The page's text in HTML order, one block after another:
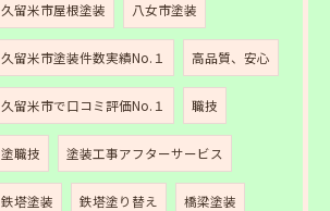
久留米市屋根塗装 八女市塗装
久留米市塗装件数実績No.１ 高品質、安心
久留米市で口コミ評価No.１ 職技
塗職技 塗装工事アフターサービス
鉄塔塗装 鉄塔塗り替え 橋梁塗装